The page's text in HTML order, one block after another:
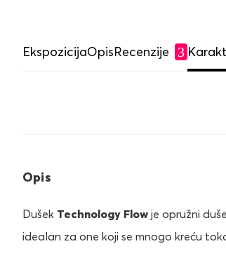
EkspozicijaOpisRecenzije 3
Opis
Dušek Technology Flow je opružni
idealan za one koji se mnogo kreću